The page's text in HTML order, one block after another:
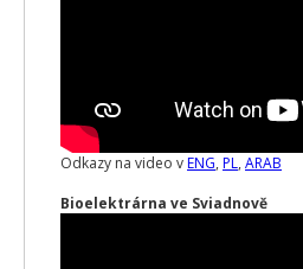
Odkazy na video vENG, PL, ARAB
Bioelektrárna ve Sviadnově